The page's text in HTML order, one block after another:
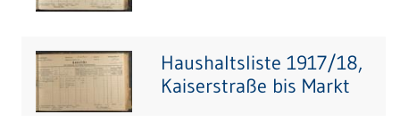
Haushaltsliste 1917/18,
Kaiserstraße bis Markt